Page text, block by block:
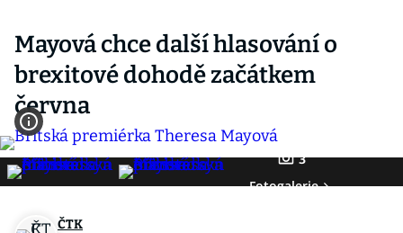
Mayová chce další hlasování o
brexitové dohodě začátkem
června
3
Fotogalerie
ČTK